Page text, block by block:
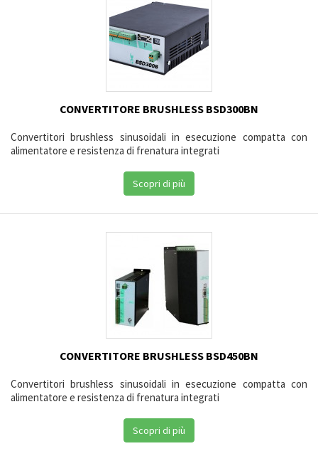
CONVERTITORE BRUSHLESS BSD300BN
Convertitori brushless sinusoidali in esecuzione compatta con
alimentatore e resistenza di frenatura integrati
Scopri di più
CONVERTITORE BRUSHLESS BSD450BN
Convertitori brushless sinusoidali in esecuzione compatta con
alimentatore e resistenza di frenatura integrati
Scopri di più